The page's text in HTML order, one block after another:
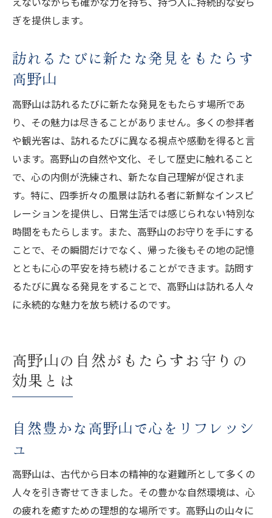
ぎを提供します。
訪れるたびに新たな発見をもたらす
高野山
高野山は訪れるたびに新たな発見をもたらす場所であ
り、その魅力は尽きることがありません。多くの参拝者
や観光客は、訪れるたびに異なる視点や感動を得ると言
います。高野山の自然や文化、そして歴史に触れること
で、心の内側が洗練され、新たな自己理解が促されま
す。特に、四季折々の風景は訪れる者に新鮮なインスピ
レーションを提供し、日常生活では感じられない特別な
時間をもたらします。また、高野山のお守りを手にする
ことで、その瞬間だけでなく、帰った後もその地の記憶
とともに心の平安を持ち続けることができます。訪問す
るたびに異なる発見をすることで、高野山は訪れる人々
に永続的な魅力を放ち続けるのです。
高野山の自然がもたらすお守りの
効果とは
自然豊かな高野山で心をリフレッシ
ュ
高野山は、古代から日本の精神的な避難所として多くの
人々を引き寄せてきました。その豊かな自然環境は、心
の疲れを癒すための理想的な場所です。高野山の山々に